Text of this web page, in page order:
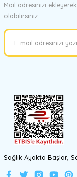
Mail adresinizi
olabilirsiniz.
Sağlık Ayakta Başlar,